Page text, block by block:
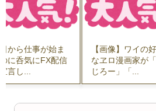
から仕事が始ま
に呑気にFX配信
言し...
【画像】ワイの
なヱロ漫画家が
じろー」「...